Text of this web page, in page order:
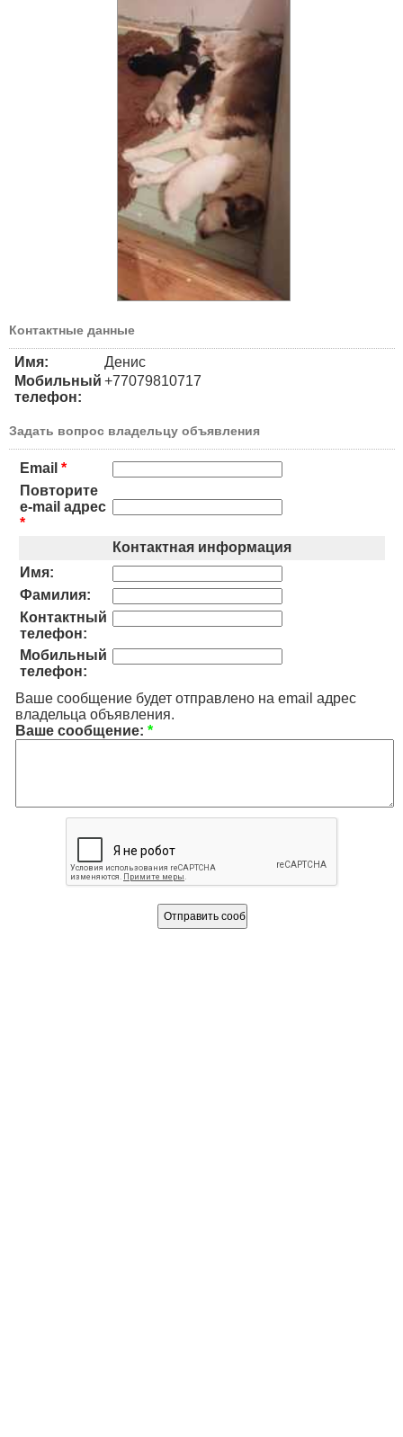
Контактные данные
Имя:
Денис
Мобильный
телефон:
+77079810717
Задать вопрос владельцу объявления
Email *
Повторите
e-mail адрес
*
Контактная информация
Имя:
Фамилия:
Контактный
телефон:
Мобильный
телефон:
Ваше сообщение будет отправлено на email адрес
владельца объявления.
Ваше сообщение: *